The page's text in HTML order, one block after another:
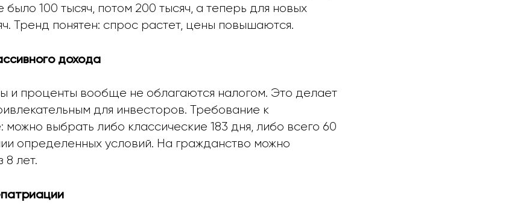
100 тысяч, потом 200 тысяч, а теперь для новых
Тренд понятен: спрос растет, цены повышаются.
дохода
и проценты вообще не облагаются налогом. Это делает
для инвесторов. Требование к
выбрать либо классические 183 дня, либо всего 60
определенных условий. На гражданство можно
8 лет.